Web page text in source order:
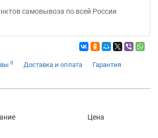
самовывоза по всей России
0 Доставка и оплата Гарантия
Цена